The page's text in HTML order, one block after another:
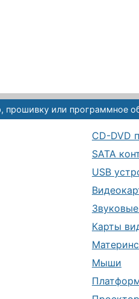
или программное
CD-DVD
SATA
USB
Карты
Мыши